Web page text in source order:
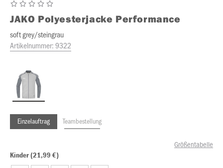
JAKO Polyesterjacke Performance
soft grey/steingrau
Artikelnummer:9322
Einzelauftrag Teambestellung
Größentabelle
Kinder (21,99 €)